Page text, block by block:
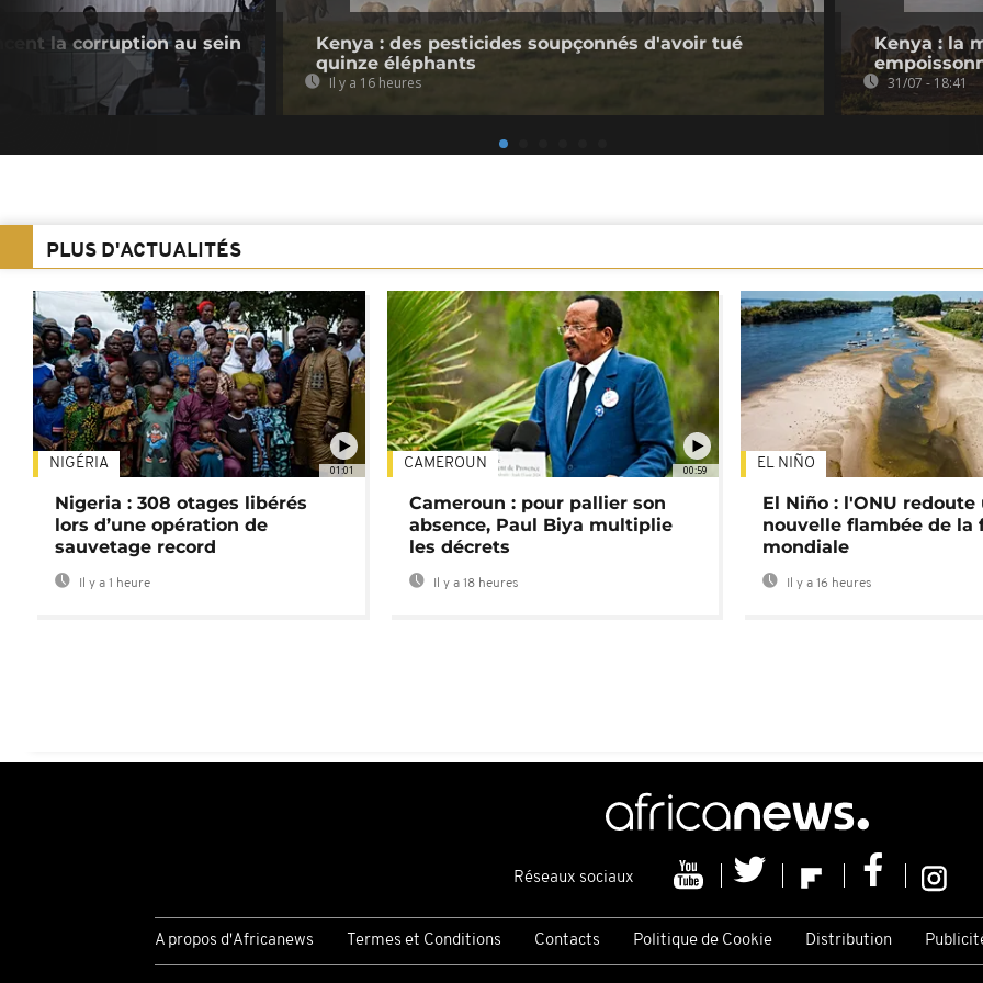
la corruption au sein
Kenya : des pesticides soupçonnés d'avoir tué
quinze éléphants
Il y a 16 heures
Kenya : la
31/07 - 18:41
PLUS D'ACTUALITÉS
01:01
NIGÉRIA
Nigeria : 308 otages libérés
lors d’une opération de
sauvetage record
Il y a 1 heure
00:59
CAMEROUN
Cameroun : pour pallier son
absence, Paul Biya multiplie
les décrets
Il y a 18 heures
EL NIÑO
El Niño : l'ONU redoute
nouvelle flambée de la
mondiale
Il y a 16 heures
Réseaux sociaux
A propos d'Africanews Termes et Conditions Contacts Politique de Cookie Distribution